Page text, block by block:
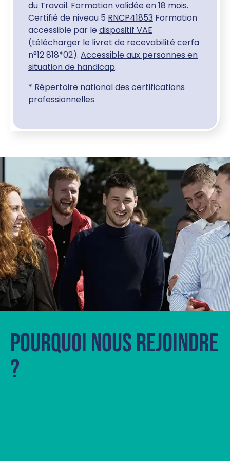
du Travail. Formation validée en 18 mois.
Certifié de niveau 5 RNCP41853 Formation
accessible par le dispositif VAE
(télécharger le livret de recevabilité cerfa
n°12 818*02). Accessible aux personnes en
situation de handicap.
* Répertoire national des certifications
professionnelles
POURQUOI NOUS REJOINDRE
?